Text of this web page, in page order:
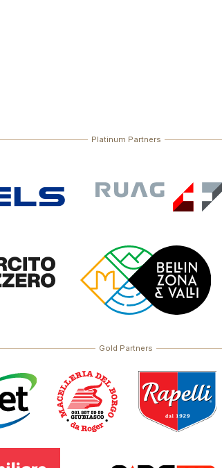
Platinum Partners
Gold Partners